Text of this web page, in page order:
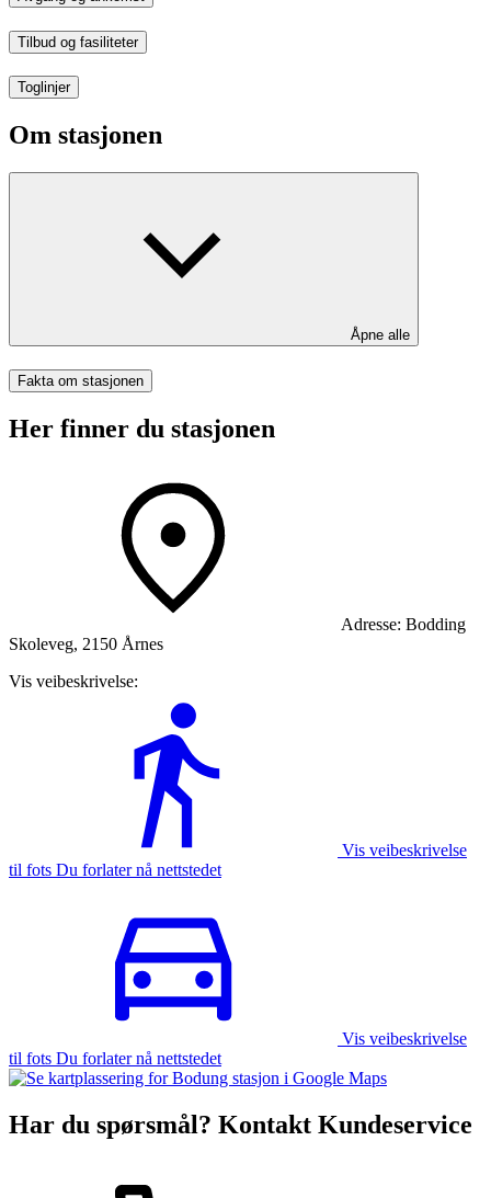
Tilbud og fasiliteter
Toglinjer
Om stasjonen
Åpne alle
Fakta om stasjonen
Her finner du stasjonen
Adresse: Bodding
Skoleveg, 2150 Årnes
Vis veibeskrivelse:
Vis veibeskrivelse
til fots Du forlater nå nettstedet
Vis veibeskrivelse
til fots Du forlater nå nettstedet
Har du spørsmål? Kontakt Kundeservice